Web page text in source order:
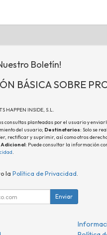
Boletín!
BÁSICA SOBRE
HAPPEN INSIDE, S.L.
consultas planteadas por el usuario y
del usuario; Destinatarios: Solo se
rectificar y suprimir, así como otros
: Puede consultar la información
.
la Política de Privacidad.
Enviar